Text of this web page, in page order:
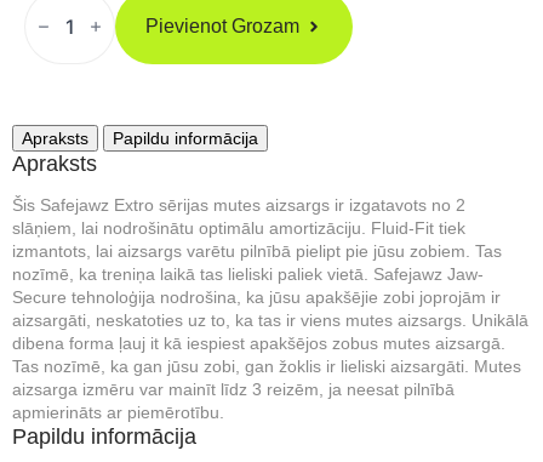
"Mustache"
Pievienot Grozam
Apraksts Papildu informācija
Apraksts
Šis Safejawz Extro sērijas mutes aizsargs ir izgatavots no 2
slāņiem, lai nodrošinātu optimālu amortizāciju. Fluid-Fit tiek
izmantots, lai aizsargs varētu pilnībā pielipt pie jūsu zobiem. Tas
nozīmē, ka treniņa laikā tas lieliski paliek vietā. Safejawz Jaw-
Secure tehnoloģija nodrošina, ka jūsu apakšējie zobi joprojām ir
aizsargāti, neskatoties uz to, ka tas ir viens mutes aizsargs. Unikālā
dibena forma ļauj it kā iespiest apakšējos zobus mutes aizsargā.
Tas nozīmē, ka gan jūsu zobi, gan žoklis ir lieliski aizsargāti. Mutes
aizsarga izmēru var mainīt līdz 3 reizēm, ja neesat pilnībā
apmierināts ar piemērotību.
Papildu informācija